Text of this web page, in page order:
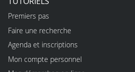
Premiers pas
Faire une recherche
Agenda et inscriptions
Mon compte personnel